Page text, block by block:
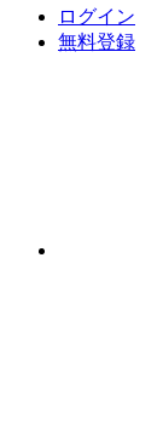
ログイン
無料登録